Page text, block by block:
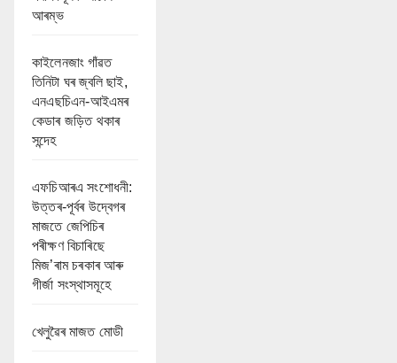
আৰম্ভ
কাইলেনজাং গাঁৱত
তিনিটা ঘৰ জ্বলি ছাই,
এনএছচিএন-আইএমৰ
কেডাৰ জড়িত থকাৰ
সন্দেহ
এফচিআৰএ সংশোধনী:
উত্তৰ-পূৰ্বৰ উদ্বেগৰ
মাজতে জেপিচিৰ
পৰীক্ষণ বিচাৰিছে
মিজ’ৰাম চৰকাৰ আৰু
গীৰ্জা সংস্থাসমূহে
খেলুৱৈৰ মাজত মোডী